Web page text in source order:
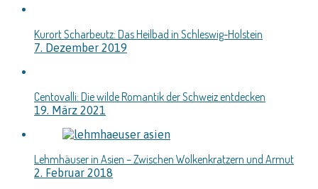
Kurort Scharbeutz: Das Heilbad in Schleswig-Holstein
7. Dezember 2019
Centovalli: Die wilde Romantik der Schweiz entdecken
19. März 2021
Lehmhäuser in Asien – Zwischen Wolkenkratzern und Armut
2. Februar 2018